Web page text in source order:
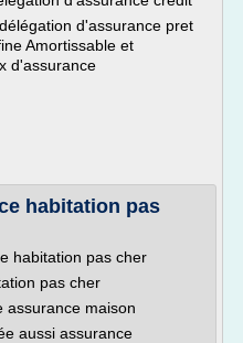
d'assurance pret
Amortissable et
d'assurance
habitation pas
habitation pas cher
pas cher
assurance maison
aussi assurance